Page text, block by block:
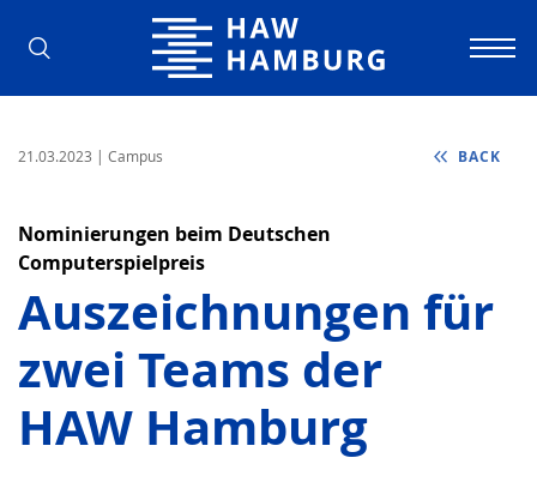
Hamburg University of Applied
21.03.2023 | Campus BACK
Nominierungen beim Deutschen
Computerspielpreis
Auszeichnungen für
zwei Teams der
HAW Hamburg